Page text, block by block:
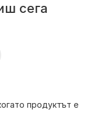
сега
продуктът е